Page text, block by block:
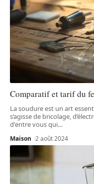
Comparatif et tarif du
La soudure est un art
s’agisse de bricolage,
d'entre vous qui…
Maison 2 août 2024